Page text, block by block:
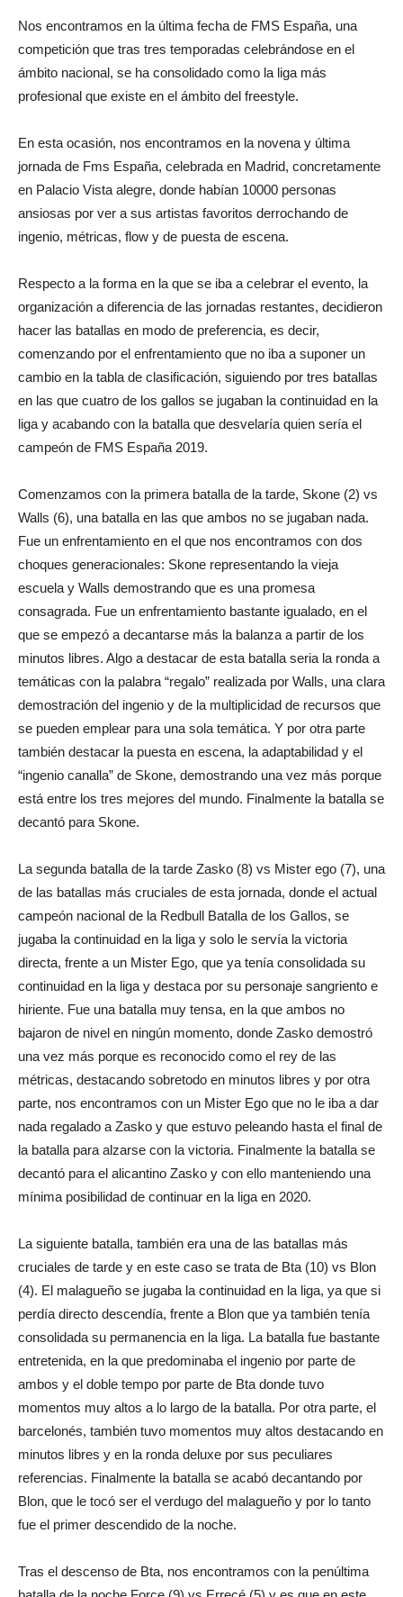
Nos encontramos en la última fecha de FMS España, una
competición que tras tres temporadas celebrándose en el
ámbito nacional, se ha consolidado como la liga más
profesional que existe en el ámbito del freestyle.
En esta ocasión, nos encontramos en la novena y última
jornada de Fms España, celebrada en Madrid, concretamente
en Palacio Vista alegre, donde habían 10000 personas
ansiosas por ver a sus artistas favoritos derrochando de
ingenio, métricas, flow y de puesta de escena.
Respecto a la forma en la que se iba a celebrar el evento, la
organización a diferencia de las jornadas restantes, decidieron
hacer las batallas en modo de preferencia, es decir,
comenzando por el enfrentamiento que no iba a suponer un
cambio en la tabla de clasificación, siguiendo por tres batallas
en las que cuatro de los gallos se jugaban la continuidad en la
liga y acabando con la batalla que desvelaría quien sería el
campeón de FMS España 2019.
Comenzamos con la primera batalla de la tarde, Skone (2) vs
Walls (6), una batalla en las que ambos no se jugaban nada.
Fue un enfrentamiento en el que nos encontramos con dos
choques generacionales: Skone representando la vieja
escuela y Walls demostrando que es una promesa
consagrada. Fue un enfrentamiento bastante igualado, en el
que se empezó a decantarse más la balanza a partir de los
minutos libres. Algo a destacar de esta batalla seria la ronda a
temáticas con la palabra “regalo” realizada por Walls, una clara
demostración del ingenio y de la multiplicidad de recursos que
se pueden emplear para una sola temática. Y por otra parte
también destacar la puesta en escena, la adaptabilidad y el
“ingenio canalla” de Skone, demostrando una vez más porque
está entre los tres mejores del mundo. Finalmente la batalla se
decantó para Skone.
La segunda batalla de la tarde Zasko (8) vs Mister ego (7), una
de las batallas más cruciales de esta jornada, donde el actual
campeón nacional de la Redbull Batalla de los Gallos, se
jugaba la continuidad en la liga y solo le servía la victoria
directa, frente a un Mister Ego, que ya tenía consolidada su
continuidad en la liga y destaca por su personaje sangriento e
hiriente. Fue una batalla muy tensa, en la que ambos no
bajaron de nivel en ningún momento, donde Zasko demostró
una vez más porque es reconocido como el rey de las
métricas, destacando sobretodo en minutos libres y por otra
parte, nos encontramos con un Mister Ego que no le iba a dar
nada regalado a Zasko y que estuvo peleando hasta el final de
la batalla para alzarse con la victoria. Finalmente la batalla se
decantó para el alicantino Zasko y con ello manteniendo una
mínima posibilidad de continuar en la liga en 2020.
La siguiente batalla, también era una de las batallas más
cruciales de tarde y en este caso se trata de Bta (10) vs Blon
(4). El malagueño se jugaba la continuidad en la liga, ya que si
perdía directo descendía, frente a Blon que ya también tenía
consolidada su permanencia en la liga. La batalla fue bastante
entretenida, en la que predominaba el ingenio por parte de
ambos y el doble tempo por parte de Bta donde tuvo
momentos muy altos a lo largo de la batalla. Por otra parte, el
barcelonés, también tuvo momentos muy altos destacando en
minutos libres y en la ronda deluxe por sus peculiares
referencias. Finalmente la batalla se acabó decantando por
Blon, que le tocó ser el verdugo del malagueño y por lo tanto
fue el primer descendido de la noche.
Tras el descenso de Bta, nos encontramos con la penúltima